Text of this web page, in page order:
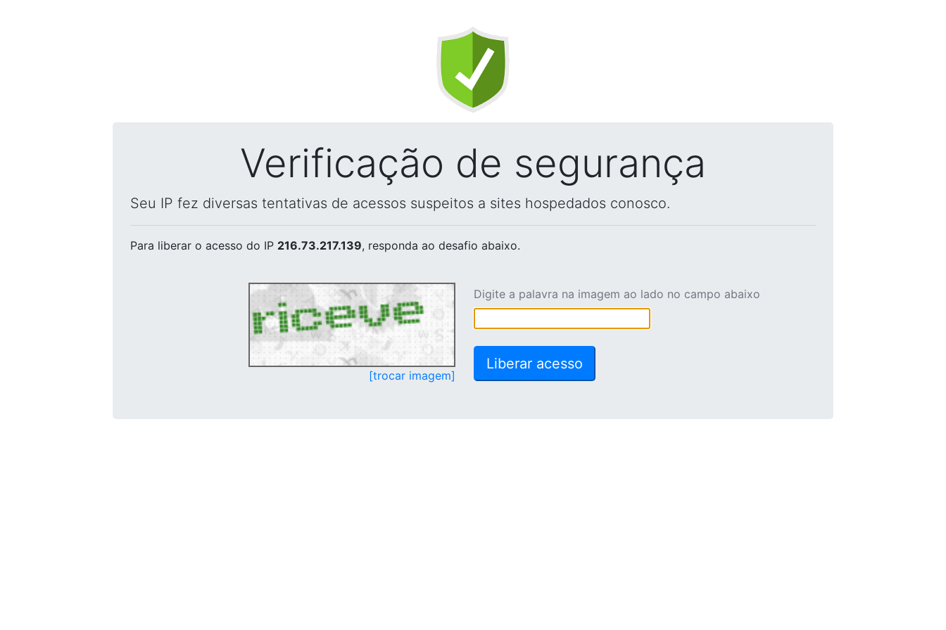
Verificação de segurança
Seu IP fez diversas tentativas de acessos suspeitos a sites hospedados conosco.
Para liberar o acesso do IP 216.73.217.139, responda ao desafio abaixo.
[trocar imagem]
Digite a palavra na imagem ao lado no campo abaixo